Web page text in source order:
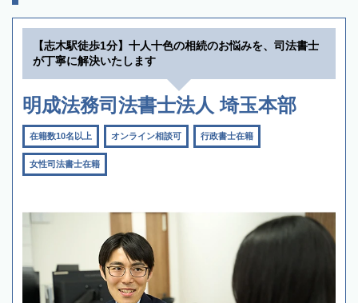
【志木駅徒歩1分】十人十色の相続のお悩みを、司法書士
が丁寧に解決いたします
明成法務司法書士法人 埼玉本部
在籍数10名以上 オンライン相談可 行政書士在籍
女性司法書士在籍